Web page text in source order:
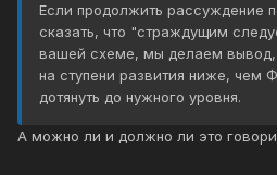
Если продолжить рассуждение
сказать, что "страждущим
вашей схеме, мы делаем вывод,
на ступени развития ниже, чем
дотянуть до нужного уровня.
А можно ли и должно ли это